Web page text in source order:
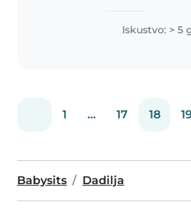
house also the
kids whenever
Iskustvo: > 5
1 ... 17 18
Babysits Dadilja